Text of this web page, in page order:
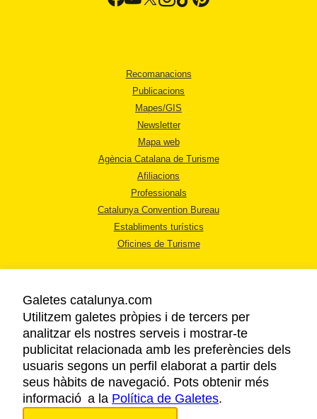
Recomanacions
Publicacions
Mapes/GIS
Newsletter
Mapa web
Agència Catalana de Turisme
Afiliacions
Professionals
Catalunya Convention Bureau
Establiments turístics
Oficines de Turisme
AVÍS LEGAL
POLÍTICA DE PRIVACITAT
COOKIES
ACCESSIBILITAT
Galetes catalunya.com
Utilitzem galetes pròpies i de tercers per
analitzar els nostres serveis i mostrar-te
publicitat relacionada amb les preferències dels
usuaris segons un perfil elaborat a partir dels
seus hàbits de navegació. Pots obtenir més
informació a la Política de Galetes.